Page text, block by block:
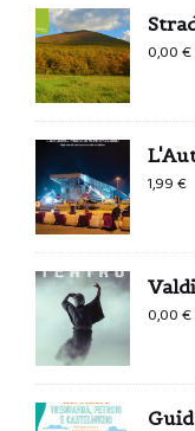
0,00€
1,99€
0,00€